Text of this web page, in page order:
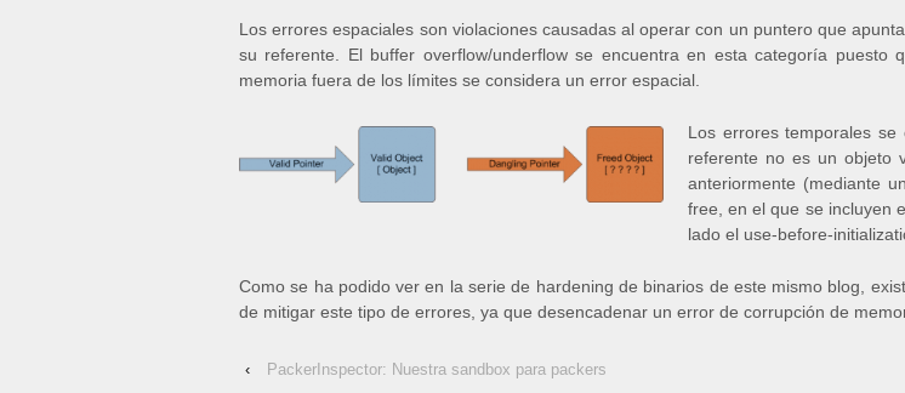
Los errores espaciales son violaciones causadas al operar con un puntero que
su referente. El buffer overflow/underflow se encuentra en esta categoría
memoria fuera de los límites se considera un error espacial.
Los errores temporales
referente no es un objeto
anteriormente (mediante
free, en el que se incluyen
lado el use-before-
Como se ha podido ver en la serie de hardening de binarios de este mismo blog,
de mitigar este tipo de errores, ya que desencadenar un error de corrupción de
‹ PackerInspector: Nuestra sandbox para packers